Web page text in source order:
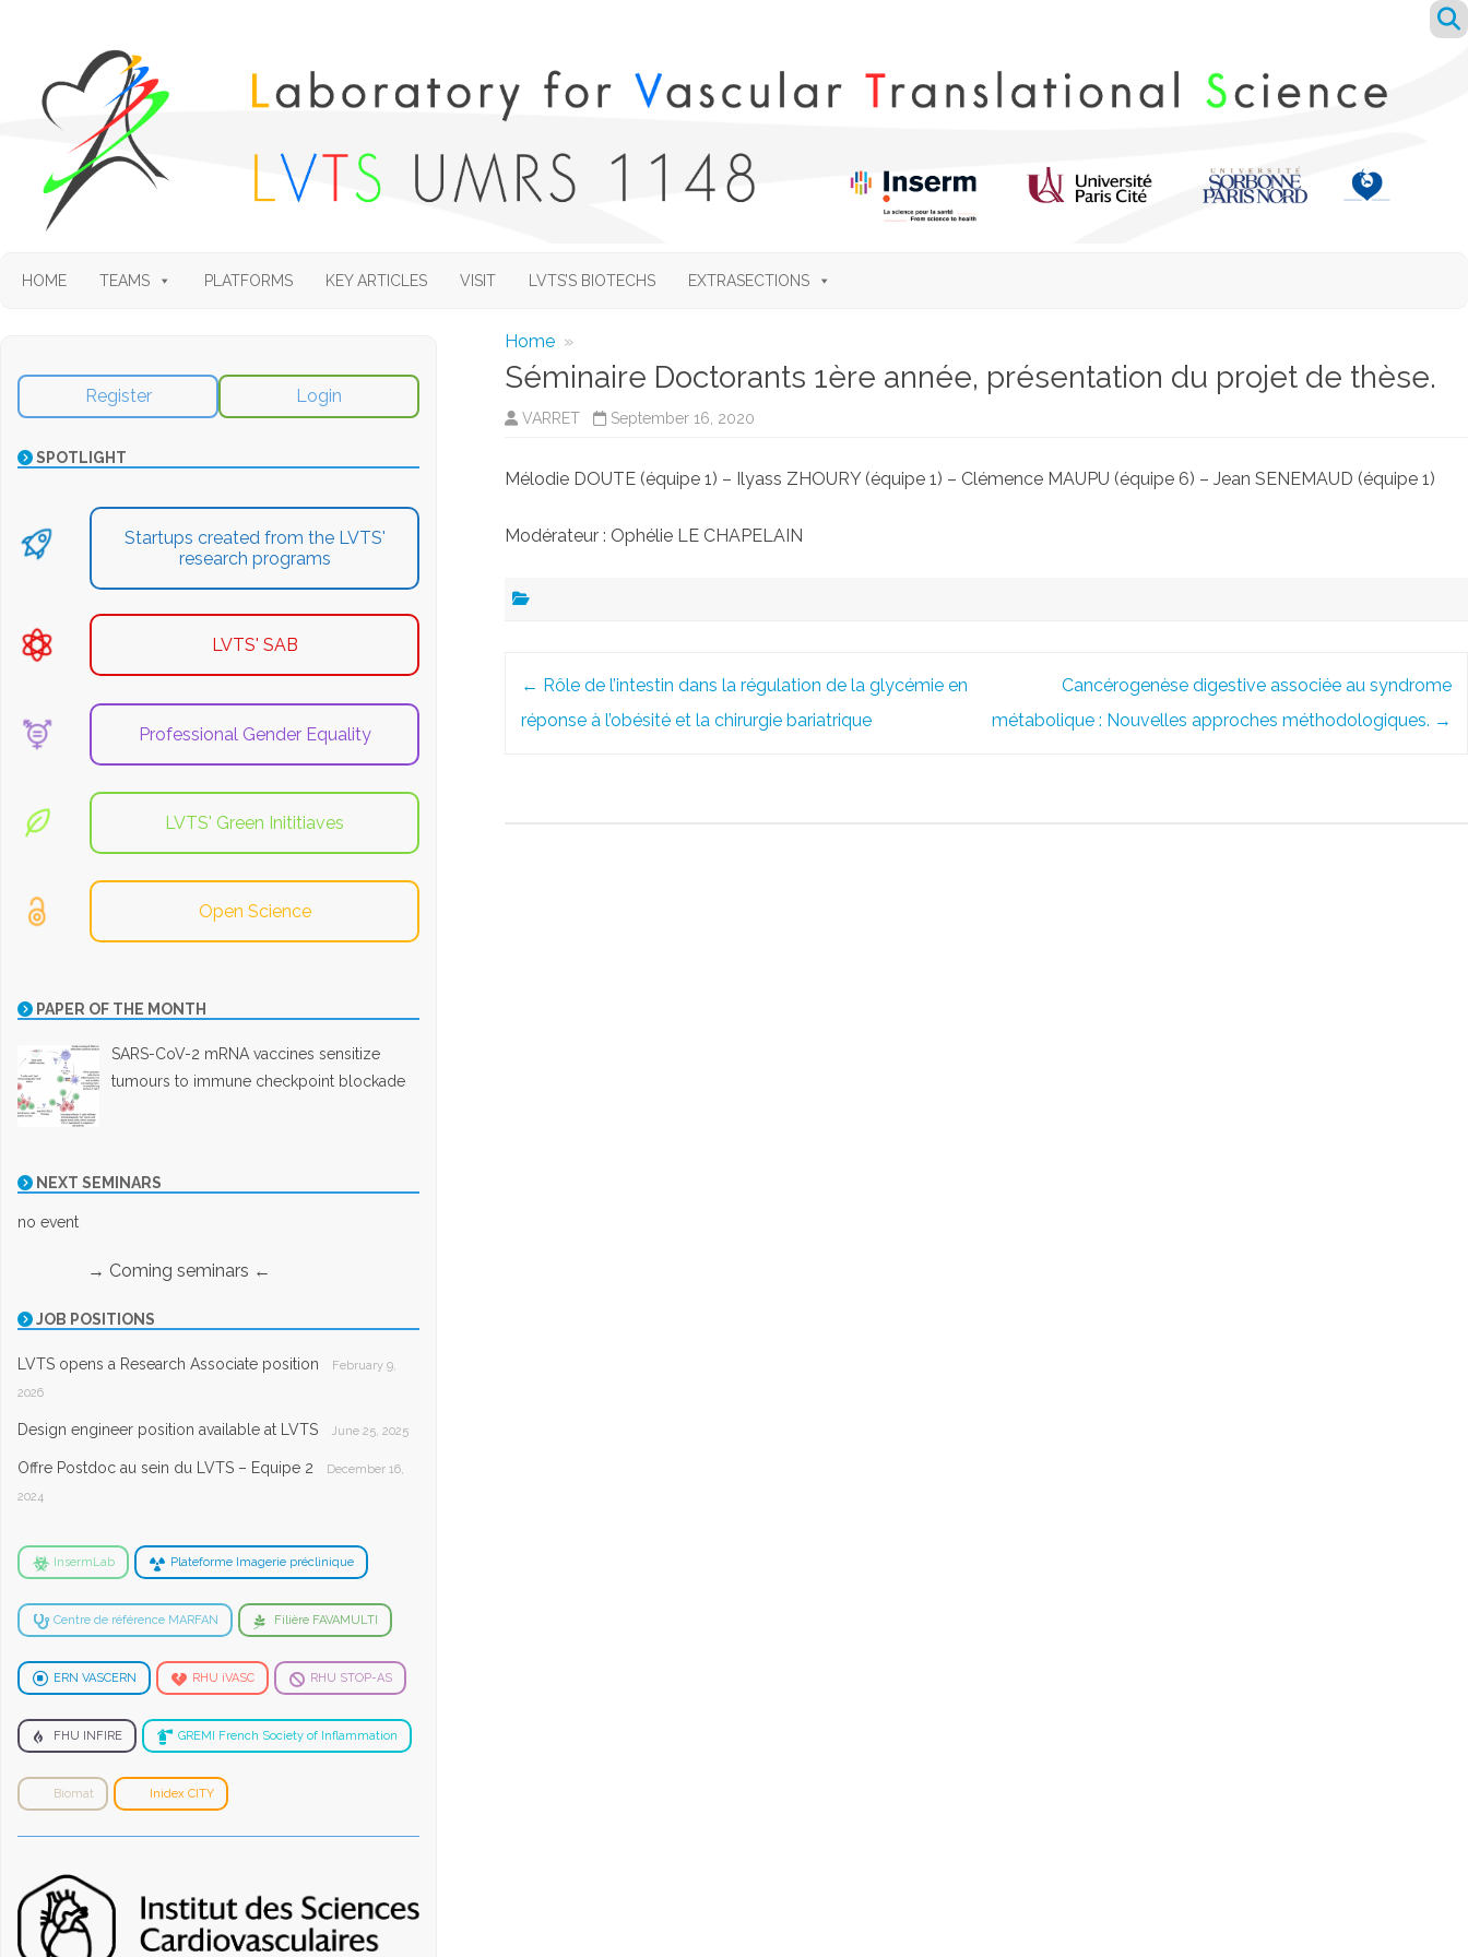
to
HOME TEAMS PLATFORMS KEY ARTICLES VISIT LVTS’S BIOTECHS EXTRASECTIONS
Home »
Séminaire Doctorants 1ère année, présentation du projet de thèse.
VARRET September 16, 2020
Mélodie DOUTE (équipe 1) – Ilyass ZHOURY (équipe 1) – Clémence MAUPU (équipe 6) – Jean SENEMAUD (équipe 1)
Modérateur : Ophélie LE CHAPELAIN
← Rôle de l’intestin dans la régulation de la glycémie en
réponse à l’obésité et la chirurgie bariatrique
Cancérogenèse digestive associée au syndrome
métabolique : Nouvelles approches méthodologiques. →
Register Login
SPOTLIGHT
Startups created from the LVTS'
research programs
LVTS' SAB
Professional Gender Equality
LVTS' Green Inititiaves
Open Science
PAPER OF THE MONTH
SARS-CoV-2 mRNA vaccines sensitize
tumours to immune checkpoint blockade
NEXT SEMINARS
no event
→ Coming seminars ←
JOB POSITIONS
LVTS opens a Research Associate position
February 9,
2026
Design engineer position available at LVTS June 25, 2025
Offre Postdoc au sein du LVTS – Equipe 2
December 16,
2024
InsermLab Plateforme Imagerie préclinique
Centre de référence MARFAN Filière FAVAMULTI
ERN VASCERN RHU iVASC RHU STOP-AS
FHU INFIRE GREMI French Society of Inflammation
Biomat Inidex CITY